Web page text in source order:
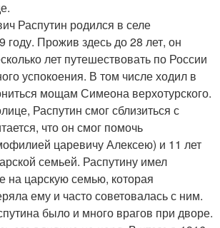
Распутин родился в селе
году. Прожив здесь до 28 лет, он
лет путешествовать по России
успокоения. В том числе ходил в
мощам Симеона верхотурского.
Распутин смог сблизиться с
что он смог помочь
царевичу Алексею) и 11 лет
семьей. Распутину имел
на царскую семью, которая
ему и часто советовалась с ним.
было и много врагов при дворе.